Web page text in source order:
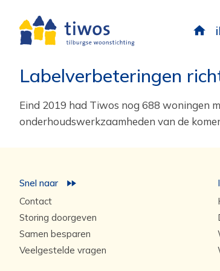
Labelverbeteringen
Eind 2019 had Tiwos nog 688 woningen
onderhoudswerkzaamheden van de
Snel naar
Contact
Storing doorgeven
Samen besparen
Veelgestelde vragen